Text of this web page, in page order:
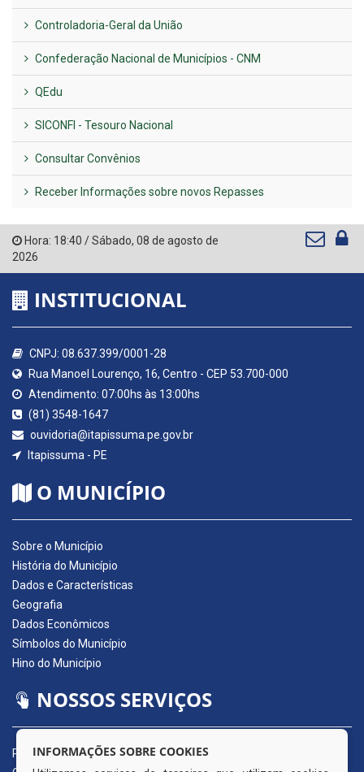
Controladoria-Geral da União
Confederação Nacional de Municípios - CNM
QEdu
SICONFI - Tesouro Nacional
Consultar Convênios
Receber Informações sobre novos Repasses
Hora: 18:40 /Sábado, 08 de agosto de
2026
INSTITUCIONAL
CNPJ: 08.637.399/0001-28
Rua Manoel Lourenço, 16, Centro - CEP 53.700-000
Atendimento: 07:00hs às 13:00hs
(81) 3548-1647
ouvidoria@itapissuma.pe.gov.br
Itapissuma - PE
O MUNICÍPIO
Sobre o Município
História do Município
Dados e Características
Geografia
Dados Econômicos
Símbolos do Município
Hino do Município
NOSSOS SERVIÇOS
Portal da Transparência
INFORMAÇÕES SOBRE COOKIES